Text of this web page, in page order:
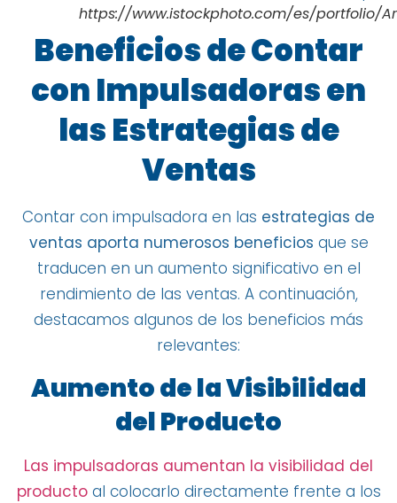
https://www.istockphoto.com/es/portfolio/
Beneficios de Contar
con Impulsadoras en
las Estrategias de
Ventas
Contar con impulsadora en las estrategias de
ventas aporta numerosos beneficios que se
traducen en un aumento significativo en el
rendimiento de las ventas. A continuación,
destacamos algunos de los beneficios más
relevantes:
Aumento de la Visibilidad
del Producto
Las impulsadoras aumentan la visibilidad del
producto al colocarlo directamente frente a los